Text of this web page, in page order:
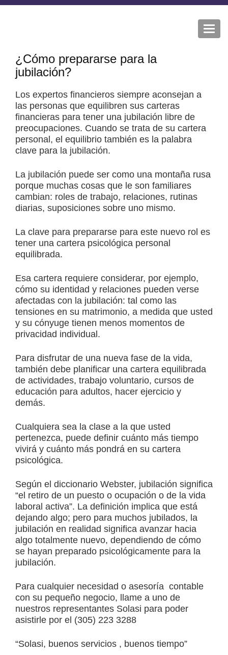
¿Cómo prepararse para la
jubilación?
Los expertos financieros siempre aconsejan a
las personas que equilibren sus carteras
financieras para tener una jubilación libre de
preocupaciones. Cuando se trata de su cartera
personal, el equilibrio también es la palabra
clave para la jubilación.
La jubilación puede ser como una montaña rusa
porque muchas cosas que le son familiares
cambian: roles de trabajo, relaciones, rutinas
diarias, suposiciones sobre uno mismo.
La clave para prepararse para este nuevo rol es
tener una cartera psicológica personal
equilibrada.
Esa cartera requiere considerar, por ejemplo,
cómo su identidad y relaciones pueden verse
afectadas con la jubilación: tal como las
tensiones en su matrimonio, a medida que usted
y su cónyuge tienen menos momentos de
privacidad individual.
Para disfrutar de una nueva fase de la vida,
también debe planificar una cartera equilibrada
de actividades, trabajo voluntario, cursos de
educación para adultos, hacer ejercicio y
demás.
Cualquiera sea la clase a la que usted
pertenezca, puede definir cuánto más tiempo
vivirá y cuánto más pondrá en su cartera
psicológica.
Según el diccionario Webster, jubilación significa
“el retiro de un puesto o ocupación o de la vida
laboral activa”. La definición implica que está
dejando algo; pero para muchos jubilados, la
jubilación en realidad significa avanzar hacia
algo totalmente nuevo, dependiendo de cómo
se hayan preparado psicológicamente para la
jubilación.
Para cualquier necesidad o asesoría contable
con su pequeño negocio, llame a uno de
nuestros representantes Solasi para poder
asistirle por el (305) 223 3288
“Solasi, buenos servicios , buenos tiempo”